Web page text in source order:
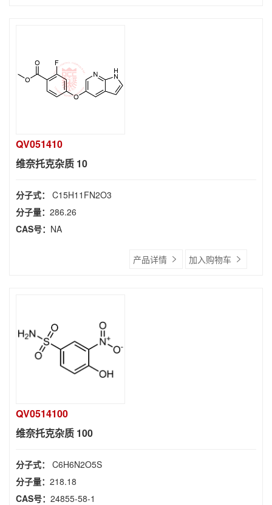
QV051410
维奈托克杂质 10
分子式： C15H11FN2O3
分子量： 286.26
CAS号： NA
产品详情 加入购物车
QV0514100
维奈托克杂质 100
分子式： C6H6N2O5S
分子量： 218.18
CAS号： 24855-58-1